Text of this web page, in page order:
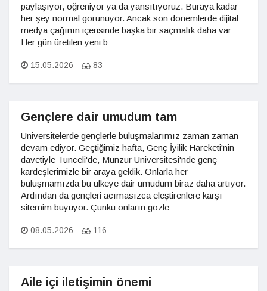
paylaşıyor, öğreniyor ya da yansıtıyoruz. Buraya kadar
her şey normal görünüyor. Ancak son dönemlerde dijital
medya çağının içerisinde başka bir saçmalık daha var:
Her gün üretilen yeni b
15.05.2026 83
Gençlere dair umudum tam
Üniversitelerde gençlerle buluşmalarımız zaman zaman
devam ediyor. Geçtiğimiz hafta, Genç İyilik Hareketi'nin
davetiyle Tunceli'de, Munzur Üniversitesi'nde genç
kardeşlerimizle bir araya geldik. Onlarla her
buluşmamızda bu ülkeye dair umudum biraz daha artıyor.
Ardından da gençleri acımasızca eleştirenlere karşı
sitemim büyüyor. Çünkü onların gözle
08.05.2026 116
Aile içi iletişimin önemi